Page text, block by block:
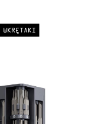
WKRĘTAKI